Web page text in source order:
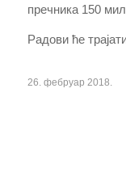
пречника 150
Радови ће
26. фебруар 2018.